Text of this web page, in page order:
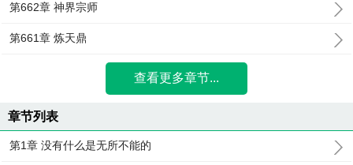
第662章 神界宗师
第661章 炼天鼎
查看更多章节...
章节列表
第1章 没有什么是无所不能的